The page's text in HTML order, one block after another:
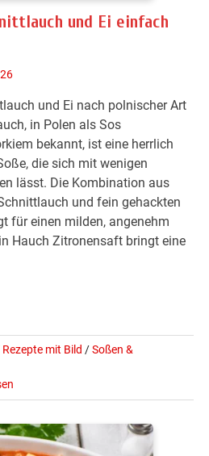
und Ei einfach
und Ei nach polnischer Art
in Polen als Sos
bekannt, ist eine herrlich
die sich mit wenigen
lässt. Die Kombination aus
und fein gehackten
für einen milden, angenehm
Hauch Zitronensaft bringt eine
Rezepte mit Bild /Soßen &